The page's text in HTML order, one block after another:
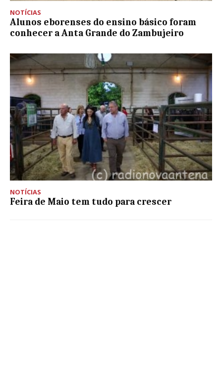
NOTÍCIAS
Alunos eborenses do ensino básico foram
conhecer a Anta Grande do Zambujeiro
NOTÍCIAS
Feira de Maio tem tudo para crescer